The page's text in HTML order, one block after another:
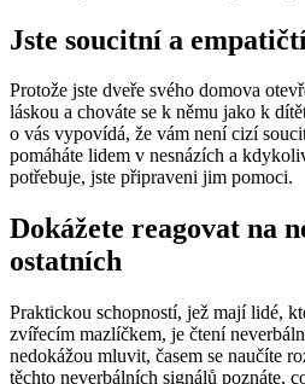
Jste soucitní a
Protože jste dveře svého domova
láskou a chováte se k němu jako k
o vás vypovídá, že vám není cizí
pomáháte lidem v nesnázích a
potřebuje, jste připraveni jim pomoci.
Dokážete reagovat na
ostatních
Praktickou schopností, jež mají lidé,
zvířecím mazlíčkem, je čtení
nedokážou mluvit, časem se naučíte
těchto neverbálních signálů poznáte,